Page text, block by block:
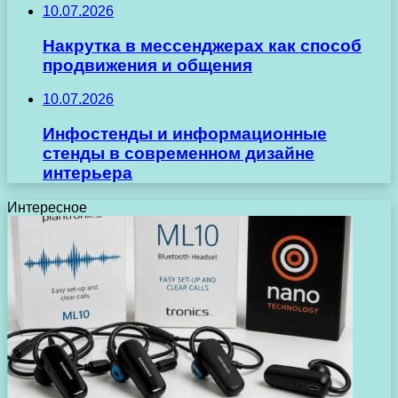
10.07.2026
Накрутка в мессенджерах как способ
продвижения и общения
10.07.2026
Инфостенды и информационные
стенды в современном дизайне
интерьера
Интересное